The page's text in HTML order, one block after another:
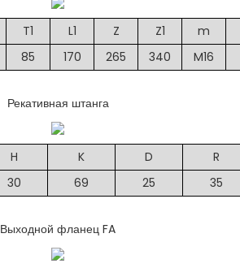
T1 L1 Z Z1
m
85 170 265 340 M16
Рекативная штанга
H K D
R
30 69 25 35
Выходной фланец FA